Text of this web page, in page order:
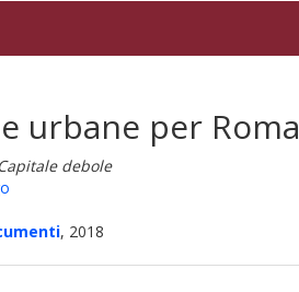
urbane per Roma
debole
, 2018